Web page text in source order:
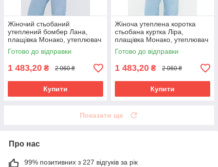
Жіночий стьобаний
утеплений бомбер Лана,
плащівка Монако, утеплювач
Тінсулейт 120 бежевий
Готово до відправки
1 483,20 ₴ 2 060 ₴
Купити
Жіноча утеплена коротка
стьобана куртка Ліра,
плащівка Монако, утеплювач
Тінсулейт 120 бежева
Готово до відправки
1 483,20 ₴ 2 060 ₴
Купити
Показати ще
Про нас
99% позитивних з 227 відгуків за рік